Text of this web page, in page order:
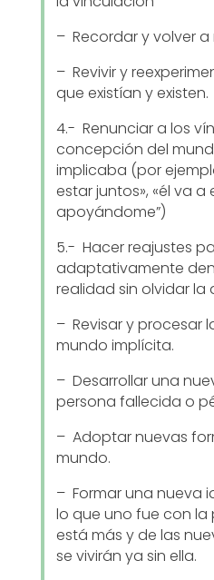
– Recordar y volver a
– Revivir y
que existían y existen.
4.- Renunciar a los
concepción del
implicaba (por
estar juntos», «él va a
apoyándome”)
5.- Hacer reajustes
adaptativamente
realidad sin olvidar la
– Revisar y procesar
mundo implícita.
– Desarrollar una
persona fallecida o
– Adoptar nuevas
mundo.
– Formar una nueva
lo que uno fue con
está más y de las
se vivirán ya sin ella.